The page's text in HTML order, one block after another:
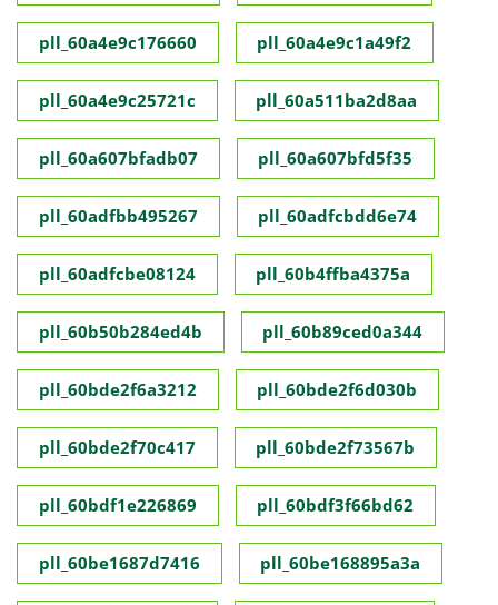
pll_60a4e9c176660 pll_60a4e9c1a49f2
pll_60a4e9c25721c pll_60a511ba2d8aa
pll_60a607bfadb07 pll_60a607bfd5f35
pll_60adfbb495267 pll_60adfcbdd6e74
pll_60adfcbe08124 pll_60b4ffba4375a
pll_60b50b284ed4b pll_60b89ced0a344
pll_60bde2f6a3212 pll_60bde2f6d030b
pll_60bde2f70c417 pll_60bde2f73567b
pll_60bdf1e226869 pll_60bdf3f66bd62
pll_60be1687d7416 pll_60be168895a3a